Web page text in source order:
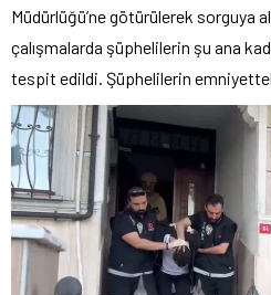
Müdürlüğü’ne götürülerek sorguya
çalışmalarda şüphelilerin şu ana
tespit edildi. Şüphelilerin